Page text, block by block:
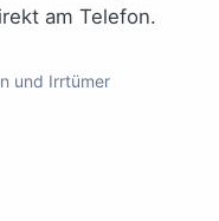
am Telefon.
und Irrtümer